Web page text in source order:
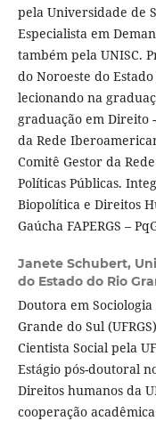
pela Universidade de
Especialista em
também pela UNISC.
do Noroeste do
lecionando na
graduação em Direito
da Rede
Comitê Gestor da
Políticas Públicas.
Biopolítica e Direitos
Gaúcha FAPERGS –
Janete Schubert,
do Estado do Rio
Doutora em
Grande do Sul
Cientista Social pela
Estágio pós-doutoral
Direitos humanos da
cooperação